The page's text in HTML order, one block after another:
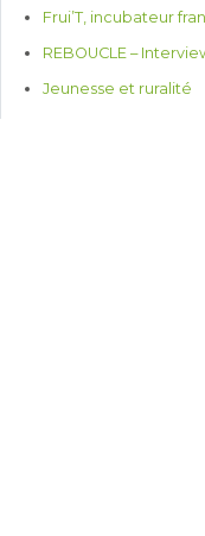
Frui’T, incubateur
REBOUCLE –
Jeunesse et ruralité